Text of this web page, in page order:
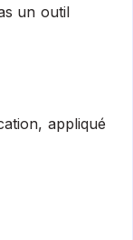
un outil
appliqué